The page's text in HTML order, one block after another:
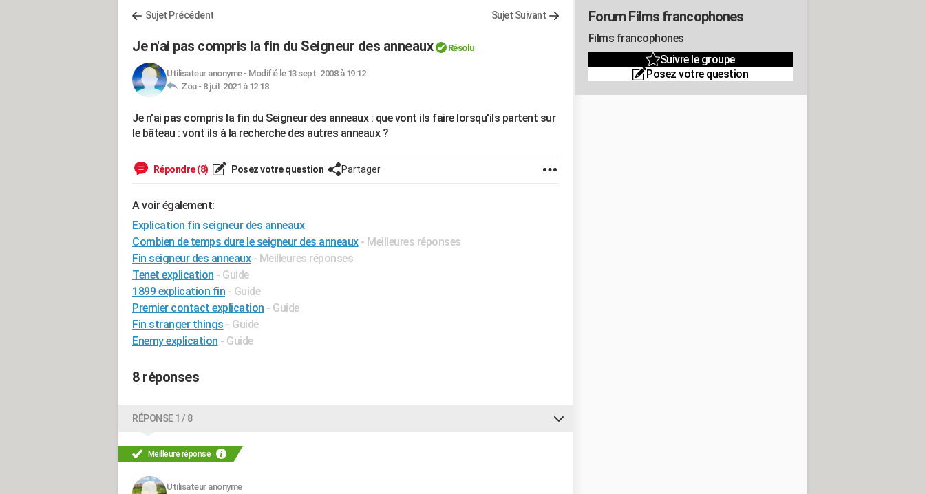
Sujet Précédent Sujet Suivant
Je n'ai pas compris la fin du Seigneur des anneaux Résolu
Utilisateur anonyme- Modifié le 13 sept. 2008 à 19:12
Zou - 8 juil. 2021 à 12:18
Je n'ai pas compris la fin du Seigneur des anneaux : que vont ils faire lorsqu'ils partent sur
le bâteau : vont ils à la recherche des autres anneaux ?
Répondre (8) Posez votre question Partager
A voir également:
Explication fin seigneur des anneaux
Combien de temps dure le seigneur des anneaux - Meilleures réponses
Fin seigneur des anneaux - Meilleures réponses
Tenet explication - Guide
1899 explication fin - Guide
Premier contact explication - Guide
Fin stranger things - Guide
Enemy explication - Guide
8 réponses
RÉPONSE 1 / 8
Meilleure réponse
Utilisateur anonyme
Forum Films francophones
Films francophones
Suivre le groupe
Posez votre question